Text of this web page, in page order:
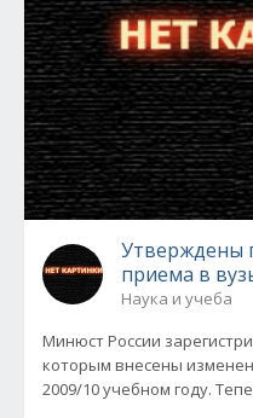
Утверждены
приема в
Наука и учеба
Минюст России
которым внесены
2009/10 учебном году.